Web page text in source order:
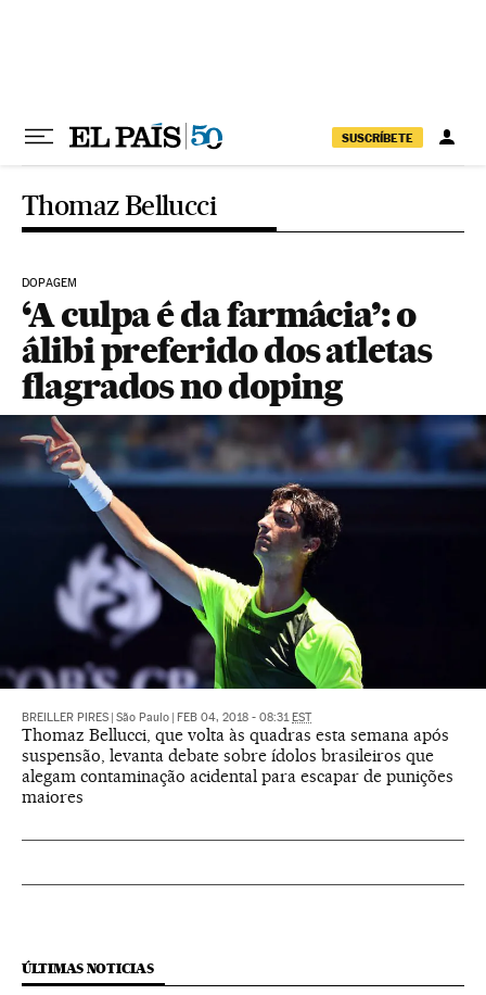
SUSCRÍBETE
Thomaz Bellucci
DOPAGEM
‘A culpa é da farmácia’: o
álibi preferido dos atletas
flagrados no doping
BREILLER PIRES São Paulo FEB 04, 2018 - 08:31 EST
Thomaz Bellucci, que volta às quadras esta semana após
suspensão, levanta debate sobre ídolos brasileiros que
alegam contaminação acidental para escapar de punições
maiores
ÚLTIMAS NOTICIAS